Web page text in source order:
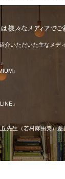
紹介いただいた主なメデ
』
』
先生（若村麻由美）差